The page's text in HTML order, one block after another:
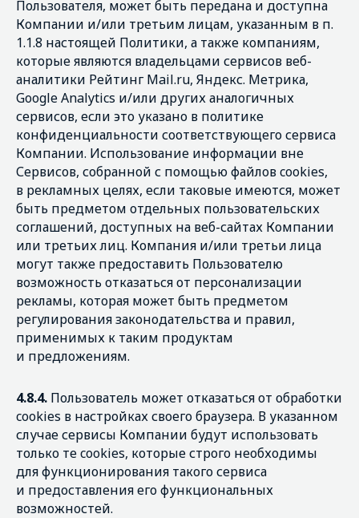
Пользователя, может быть передана и доступна
Компании и/или третьим лицам, указанным в п.
1.1.8 настоящей Политики, а также компаниям,
которые являются владельцами сервисов веб-
аналитики Рейтинг Mail.ru, Яндекс. Метрика,
Google Analytics и/или других аналогичных
сервисов, если это указано в политике
конфиденциальности соответствующего сервиса
Компании. Использование информации вне
Сервисов, собранной с помощью файлов cookies,
в рекламных целях, если таковые имеются, может
быть предметом отдельных пользовательских
соглашений, доступных на веб-сайтах Компании
или третьих лиц. Компания и/или третьи лица
могут также предоставить Пользователю
возможность отказаться от персонализации
рекламы, которая может быть предметом
регулирования законодательства и правил,
применимых к таким продуктам
и предложениям.
4.8.4. Пользователь может отказаться от обработки
cookies в настройках своего браузера. В указанном
случае сервисы Компании будут использовать
только те cookies, которые строго необходимы
для функционирования такого сервиса
и предоставления его функциональных
возможностей.